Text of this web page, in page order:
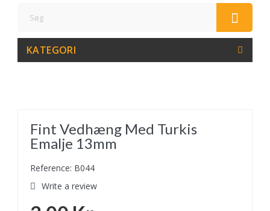
KATEGORI
Fint Vedhæng Med Turkis
Emalje 13mm
Reference: B044
Write a review